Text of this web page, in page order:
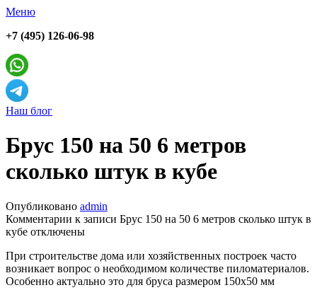
Меню
+7 (495) 126-06-98
Наш блог
Брус 150 на 50 6 метров
сколько штук в кубе
Опубликовано admin
Комментарии к записи Брус 150 на 50 6 метров сколько штук в
кубе отключены
При строительстве дома или хозяйственных построек часто
возникает вопрос о необходимом количестве пиломатериалов.
Особенно актуально это для бруса размером 150х50 мм